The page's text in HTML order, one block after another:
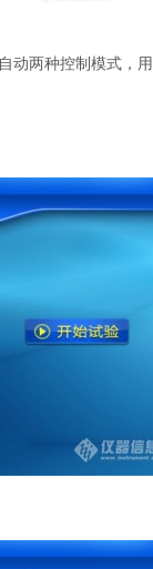
动两种控制模式，用